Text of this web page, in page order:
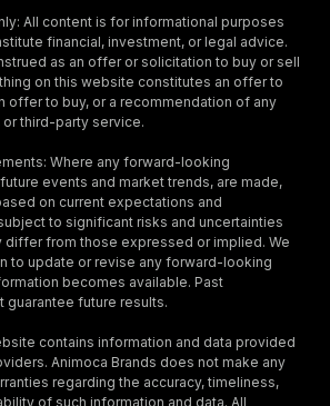
All content is for informational purposes
financial, investment, or legal advice.
as an offer or solicitation to buy or sell
on this website constitutes an offer to
offer to buy, or a recommendation of any
third-party service.
Where any forward-looking
events and market trends, are made,
on current expectations and
to significant risks and uncertainties
differ from those expressed or implied. We
to update or revise any forward-looking
becomes available. Past
guarantee future results.
contains information and data provided
Animoca Brands does not make any
regarding the accuracy, timeliness,
of such information and data. All